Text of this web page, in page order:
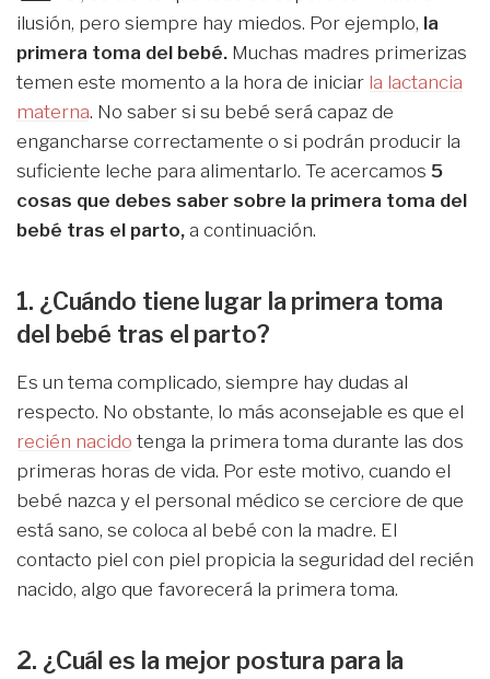
ilusión, pero siempre hay miedos. Por ejemplo, la
primera toma del bebé. Muchas madres primerizas
temen este momento a la hora de iniciar la lactancia
materna. No saber si su bebé será capaz de
engancharse correctamente o si podrán producir la
suficiente leche para alimentarlo. Te acercamos 5
cosas que debes saber sobre la primera toma del
bebé tras el parto, a continuación.
1. ¿Cuándo tiene lugar la primera toma
del bebé tras el parto?
Es un tema complicado, siempre hay dudas al
respecto. No obstante, lo más aconsejable es que el
recién nacido tenga la primera toma durante las dos
primeras horas de vida. Por este motivo, cuando el
bebé nazca y el personal médico se cerciore de que
está sano, se coloca al bebé con la madre. El
contacto piel con piel propicia la seguridad del recién
nacido, algo que favorecerá la primera toma.
2. ¿Cuál es la mejor postura para la